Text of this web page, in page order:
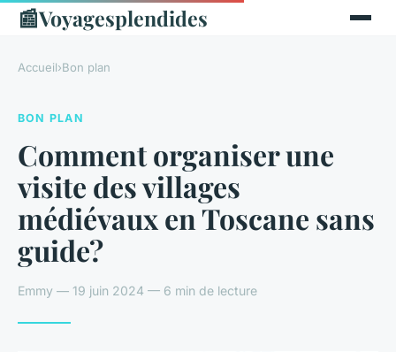
📰Voyagesplendides
Accueil›Bon plan
BON PLAN
Comment organiser une
visite des villages
médiévaux en Toscane sans
guide?
Emmy — 19 juin 2024 — 6 min de lecture